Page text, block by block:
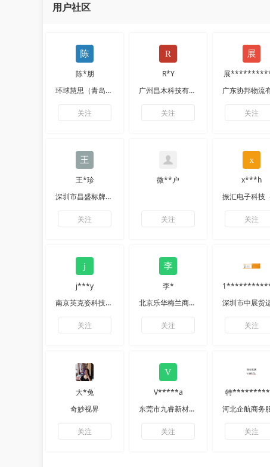
用户社区
陈*朋
环球慧思（青岛）数据技术有限公司
关注
R*Y
广州昌木科技有限公司
关注
展
关注
王*珍
深圳市昌盛标牌有限公司
关注
微**户
关注
x***h
关注
j***y
南京英克姿科技有限公司
关注
李*
北京乐华梅兰商贸有限公司
关注 关注
大*兔
奇妙视界
关注
V*****a
东莞市九睿新材料有限公司
关注
特
关注